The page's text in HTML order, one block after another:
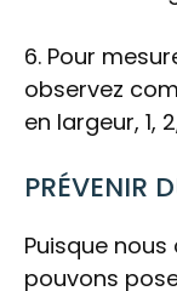
6. Pour
observez
en largeur, 1,
PRÉVENIR
Puisque
pouvons